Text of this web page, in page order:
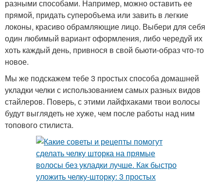
разными способами. Например, можно оставить ее
прямой, придать суперобъема или завить в легкие
локоны, красиво обрамляющие лицо. Выбери для себя
один любимый вариант оформления, либо чередуй их
хоть каждый день, привнося в свой бьюти-образ что-то
новое.
Мы же подскажем тебе 3 простых способа домашней
укладки челки с использованием самых разных видов
стайлеров. Поверь, с этими лайфхаками твои волосы
будут выглядеть не хуже, чем после работы над ним
топового стилиста.